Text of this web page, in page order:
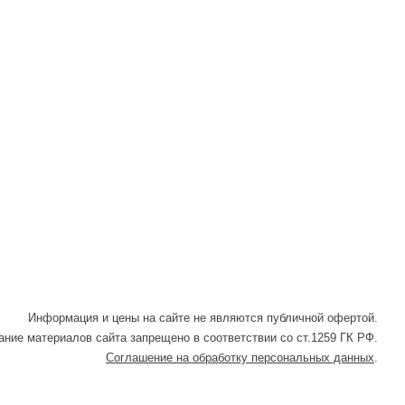
Информация и цены на сайте не являются публичной офертой.
материалов сайта запрещено в соответствии со ст.1259 ГК РФ.
Соглашение на обработку персональных данных.